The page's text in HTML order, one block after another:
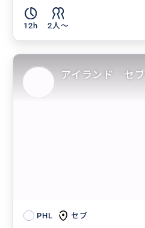
12h 2人〜
PHL セブ
アイランド セブ